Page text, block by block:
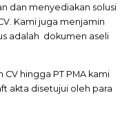
dan menyediakan solusi
Kami juga menjamin
adalah dokumen aseli
hingga PT PMA kami
akta disetujui oleh para